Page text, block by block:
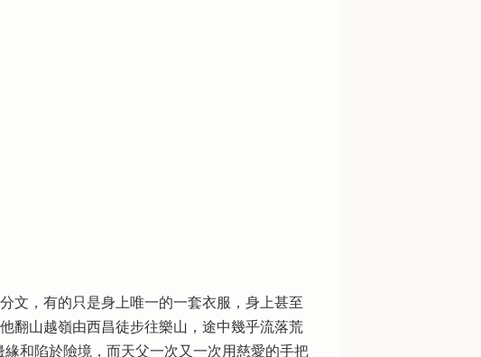
文，有的只是身上唯一的一套衣服，身上甚至
翻山越嶺由西昌徒步往樂山，途中幾乎流落荒
和陷於險境，而天父一次又一次用慈愛的手把